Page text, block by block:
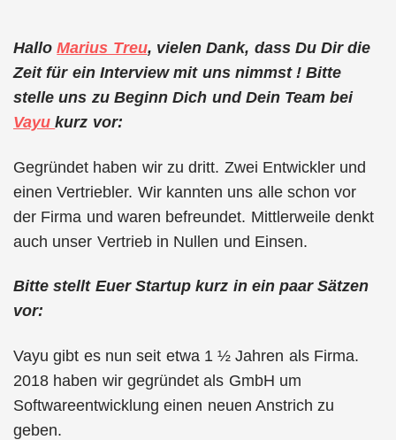
HalloMarius Treu, vielen Dank, dass Du Dir die
Zeit für ein Interview mit uns nimmst ! Bitte
stelle uns zu Beginn Dich und Dein Team bei
Vayukurz vor:
Gegründet haben wir zu dritt. Zwei Entwickler und
einen Vertriebler. Wir kannten uns alle schon vor
der Firma und waren befreundet. Mittlerweile denkt
auch unser Vertrieb in Nullen und Einsen.
Bitte stellt Euer Startup kurz in ein paar Sätzen
vor:
Vayu gibt es nun seit etwa 1 ½ Jahren als Firma.
2018 haben wir gegründet als GmbH um
Softwareentwicklung einen neuen Anstrich zu
geben.